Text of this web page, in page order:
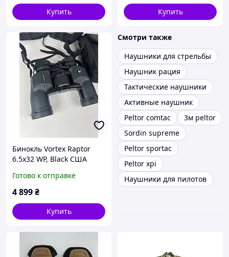
Купить Купить
Бинокль Vortex Raptor
6.5x32 WP, Black США
Готово к отправке
4 899₴
Купить
Смотри также
Наушники для стрельбы
Наушник рация
Тактические наушники
Активные наушник
Peltor comtac
3м peltor
Sordin supreme
Peltor sportac
Peltor xpi
Наушники для пилотов